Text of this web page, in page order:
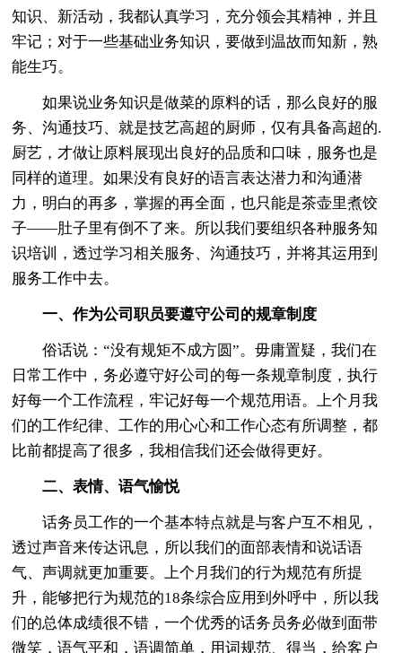
知识、新活动，我都认真学习，充分领会其精神，并且
牢记；对于一些基础业务知识，要做到温故而知新，熟
能生巧。
如果说业务知识是做菜的原料的话，那么良好的服
务、沟通技巧、就是技艺高超的厨师，仅有具备高超的.
厨艺，才做让原料展现出良好的品质和口味，服务也是
同样的道理。如果没有良好的语言表达潜力和沟通潜
力，明白的再多，掌握的再全面，也只能是茶壶里煮饺
子——肚子里有倒不了来。所以我们要组织各种服务知
识培训，透过学习相关服务、沟通技巧，并将其运用到
服务工作中去。
一、作为公司职员要遵守公司的规章制度
俗话说：“没有规矩不成方圆”。毋庸置疑，我们在
日常工作中，务必遵守好公司的每一条规章制度，执行
好每一个工作流程，牢记好每一个规范用语。上个月我
们的工作纪律、工作的用心心和工作心态有所调整，都
比前都提高了很多，我相信我们还会做得更好。
二、表情、语气愉悦
话务员工作的一个基本特点就是与客户互不相见，
透过声音来传达讯息，所以我们的面部表情和说话语
气、声调就更加重要。上个月我们的行为规范有所提
升，能够把行为规范的18条综合应用到外呼中，所以我
们的总体成绩很不错，一个优秀的话务员务必做到面带
微笑，语气平和，语调简单，用词规范、得当，给客户